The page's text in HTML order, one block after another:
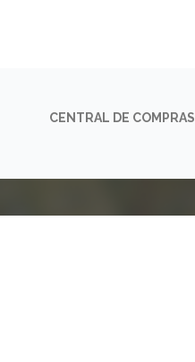
CENTRAL DE COMPRAS